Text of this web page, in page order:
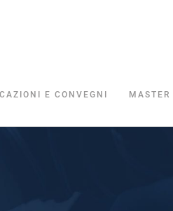
E CONVEGNI MASTER